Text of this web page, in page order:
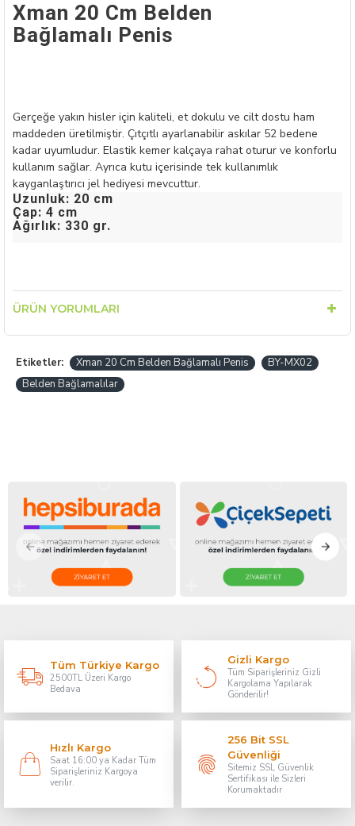
Xman 20 Cm Belden
Bağlamalı Penis
Gerçeğe yakın hisler için kaliteli, et dokulu ve cilt dostu ham
maddeden üretilmiştir. Çıtçıtlı ayarlanabilir askılar 52 bedene
kadar uyumludur. Elastik kemer kalçaya rahat oturur ve konforlu
kullanım sağlar. Ayrıca kutu içerisinde tek kullanımlık
kayganlaştırıcı jel hediyesi mevcuttur.
Uzunluk: 20 cm
Çap: 4 cm
Ağırlık: 330 gr.
ÜRÜN YORUMLARI
Etiketler: Xman 20 Cm Belden Bağlamalı Penis
BY-MX02
Belden Bağlamalılar
Tüm Türkiye Kargo
2500TL Üzeri Kargo
Bedava
Gizli Kargo
Tüm Siparişleriniz Gizli
Kargolama Yapılarak
Gönderilir!
Hızlı Kargo
Saat 16:00 ya Kadar Tüm
Siparişleriniz Kargoya
verilir.
256 Bit SSL
Güvenliği
Sitemiz SSL Güvenlik
Sertifikası ile Sizleri
Korumaktadır